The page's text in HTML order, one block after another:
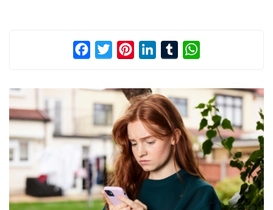
FacebookTwitterPinterestLinkedInTumblr